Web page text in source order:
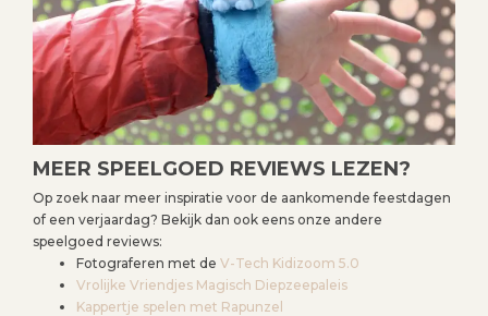
MEER SPEELGOED REVIEWS LEZEN?
Op zoek naar meer inspiratie voor de aankomende feestdagen
of een verjaardag? Bekijk dan ook eens onze andere
speelgoed reviews:
Fotograferen met de V-Tech Kidizoom 5.0
Vrolijke Vriendjes Magisch Diepzeepaleis
Kappertje spelen met Rapunzel